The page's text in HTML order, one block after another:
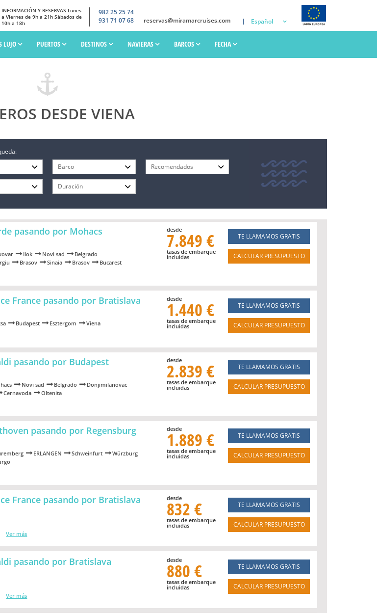
INFORMACIÓN Y RESERVAS Lunes
a Viernes de 9h a 21h Sábados de
10h a 18h
982 25 25 74
931 71 07 68
reservas@miramarcruises.com Español
LUJO PUERTOS DESTINOS NAVIERAS BARCOS FECHA
DESDE VIENA
pasando por Mohacs
Ilok Novi sad
Belgrado
Brasov Sinaia Brasov
Bucarest
desde
7.849 €
tasas de embarque
incluidas
TE LLAMAMOS GRATIS
CALCULAR PRESUPUESTO
France pasando por Bratislava
Budapest Esztergom
Viena
desde
1.440 €
tasas de embarque
incluidas
TE LLAMAMOS GRATIS
CALCULAR PRESUPUESTO
pasando por Budapest
Novi sad Belgrado
Donjimilanovac
Cernavoda
Oltenita
desde
2.839 €
tasas de embarque
incluidas
TE LLAMAMOS GRATIS
CALCULAR PRESUPUESTO
pasando por Regensburg
ERLANGEN Schweinfurt
Würzburg
desde
1.889 €
tasas de embarque
incluidas
TE LLAMAMOS GRATIS
CALCULAR PRESUPUESTO
France pasando por Bratislava
Ver más
desde
832 €
tasas de embarque
incluidas
TE LLAMAMOS GRATIS
CALCULAR PRESUPUESTO
pasando por Bratislava
Ver más
desde
880 €
tasas de embarque
incluidas
TE LLAMAMOS GRATIS
CALCULAR PRESUPUESTO